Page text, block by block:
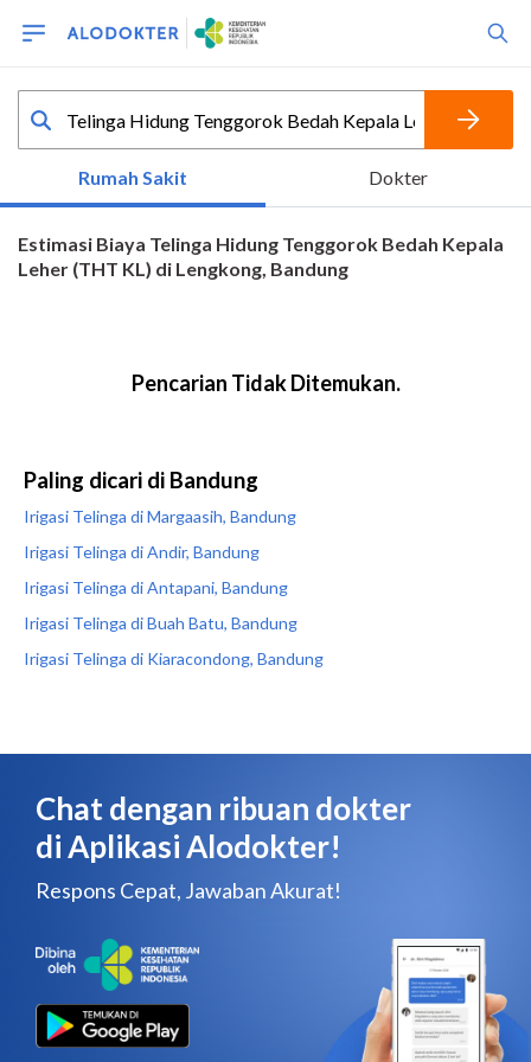
Paling dicari di Bandung
Irigasi Telinga di Margaasih, Bandung
Irigasi Telinga di Andir, Bandung
Irigasi Telinga di Antapani, Bandung
Irigasi Telinga di Buah Batu, Bandung
Irigasi Telinga di Kiaracondong, Bandung